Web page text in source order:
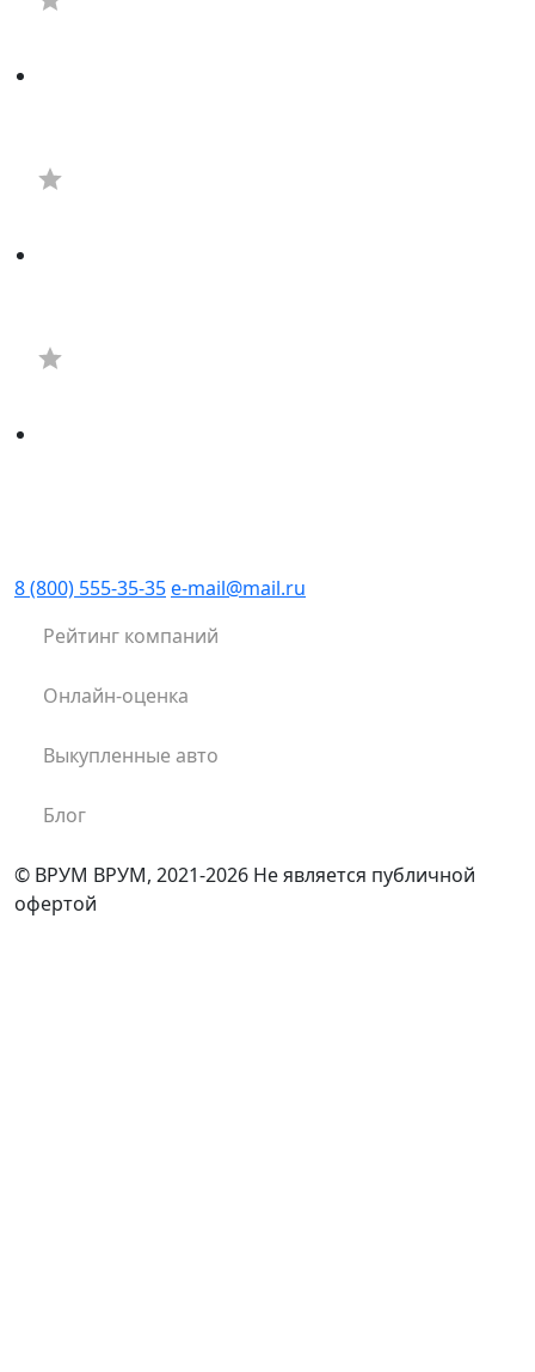
Рейтинг компаний
Онлайн-оценка
Выкупленные авто
Блог
8 (800) 555-35-35e-mail@mail.ru
© ВРУМ ВРУМ, 2021-2026 Не является публичной
офертой